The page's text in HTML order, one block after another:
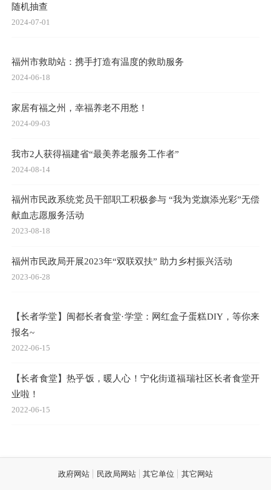
随机抽查
2024-07-01
福州市救助站：携手打造有温度的救助服务
2024-06-18
家居有福之州，幸福养老不用愁！
2024-09-03
我市2人获得福建省“最美养老服务工作者”
2024-08-14
福州市民政系统党员干部职工积极参与 “我为党旗添光彩”无偿
献血志愿服务活动
2023-08-18
福州市民政局开展2023年“双联双扶” 助力乡村振兴活动
2023-06-28
【长者学堂】闽都长者食堂·学堂：网红盒子蛋糕DIY，等你来
报名~
2022-06-15
【长者食堂】热乎饭，暖人心！宁化街道福瑞社区长者食堂开
业啦！
2022-06-15
政府网站 民政局网站 其它单位 其它网站